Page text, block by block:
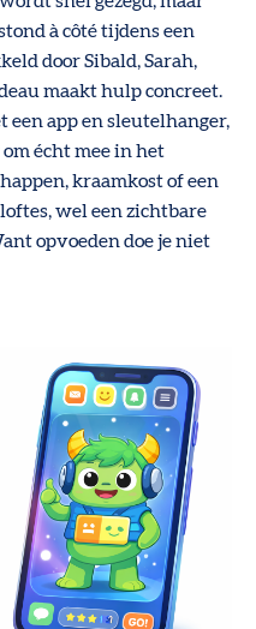
à côté tijdens een
door Sibald, Sarah,
maakt hulp concreet.
app en sleutelhanger,
écht mee in het
kraamkost of een
wel een zichtbare
opvoeden doe je niet